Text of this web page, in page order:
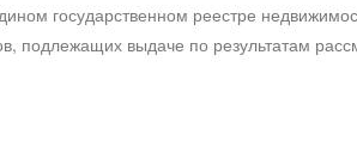
государственном реестре
подлежащих выдаче по результатам